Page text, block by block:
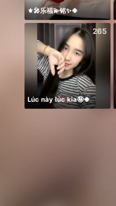
⚜️🎤乐福💫铭✨🍀
265
Lúc này lúc kia🤪🍀